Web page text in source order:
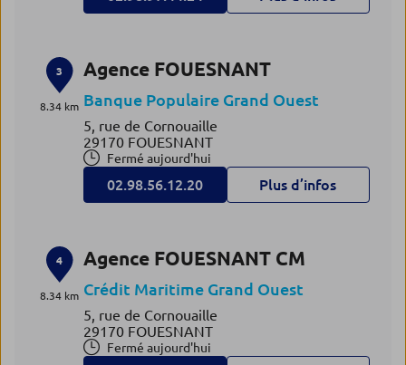
3
8.34 km
Agence FOUESNANT
Banque Populaire Grand Ouest
5, rue de Cornouaille
29170 FOUESNANT
Fermé aujourd'hui
02.98.56.12.20 Plus d’infos
4
8.34 km
Agence FOUESNANT CM
Crédit Maritime Grand Ouest
5, rue de Cornouaille
29170 FOUESNANT
Fermé aujourd'hui